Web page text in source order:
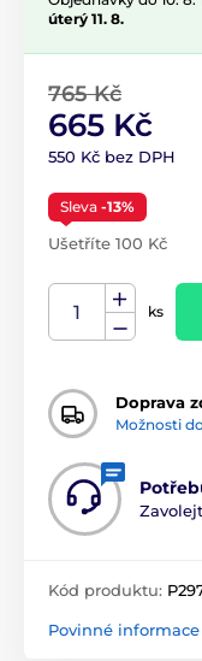
úterý 11. 8.
765 Kč
665 Kč
550 Kč bez DPH
Sleva -13%
Ušetříte 100 Kč
ks
Doprava
Možnosti
Kód produktu:
Povinné informace